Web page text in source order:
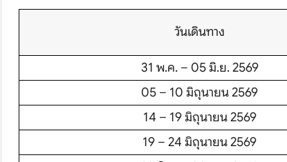
เส้นทางที่ต้องการ
หน้าแรก
วันเดินทาง
31 พ.ค. – 05 มิ.ย. 2569
05 – 10 มิถุนายน 2569
14 – 19 มิถุนายน 2569
19 – 24 มิถุนายน 2569